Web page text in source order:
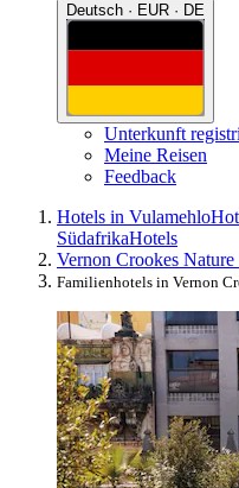
Deutsch · EUR · DE
Unterkunft
Meine Reisen
Feedback
Hotels in Vulamehlo
SüdafrikaHotels
Vernon Crookes Nature
Familienhotels in Vernon